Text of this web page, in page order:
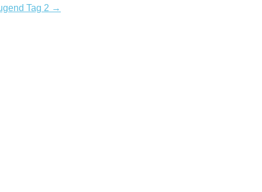
Tag 2 →